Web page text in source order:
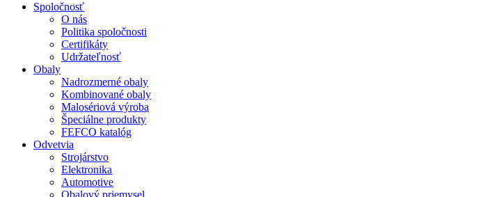
Spoločnosť
O nás
Politika spoločnosti
Certifikáty
Udržateľnosť
Obaly
Nadrozmerné obaly
Kombinované obaly
Malosériová výroba
Špeciálne produkty
FEFCO katalóg
Odvetvia
Strojárstvo
Elektronika
Automotive
Obalový priemysel